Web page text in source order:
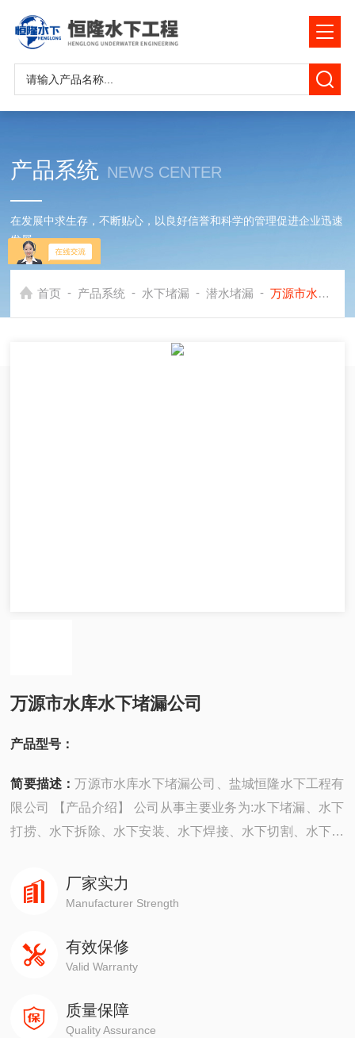
产品系统 NEWS CENTER
在发展中求生存，不断贴心，以良好信誉和科学的管理促进企业迅速
发展
首页 - 产品系统 - 水下堵漏 - 潜水堵漏 - 万源市水库水下堵漏公司
万源市水库水下堵漏公司
产品型号：
简要描述：万源市水库水下堵漏公司、盐城恒隆水下工程有
限公司 【产品介绍】 公司从事主要业务为:水下堵漏、水下
打捞、水下拆除、水下安装、水下焊接、水下切割、水下摄
堵、水下钻孔、水下检查、水下爆破。 ...
厂家实力
Manufacturer Strength
有效保修
Valid Warranty
质量保障
Quality Assurance